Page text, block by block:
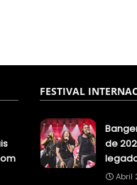
FESTIVAL
de
Abril